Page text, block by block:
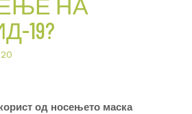
19?
од носењето маска